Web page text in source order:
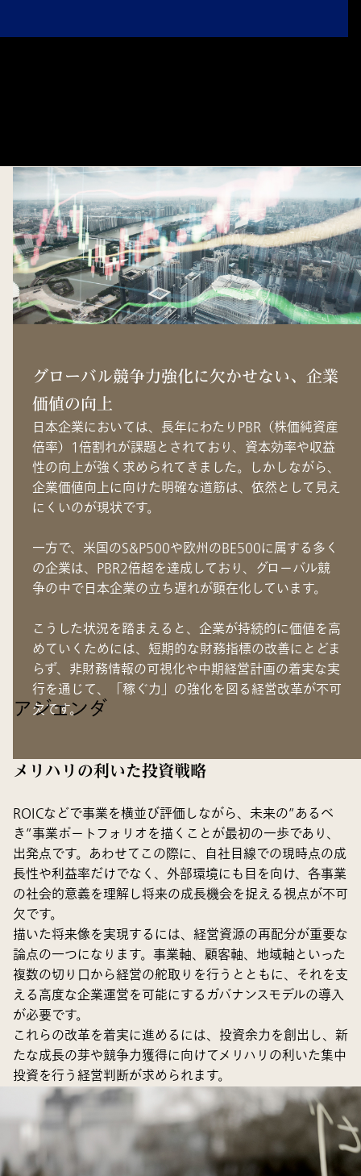
グローバル競争力強化に欠かせない、企業
価値の向上
日本企業においては、長年にわたりPBR（株価純資産
倍率）1倍割れが課題とされており、資本効率や収益
性の向上が強く求められてきました。しかしながら、
企業価値向上に向けた明確な道筋は、依然として見え
にくいのが現状です。
一方で、米国のS&P500や欧州のBE500に属する多く
の企業は、PBR2倍超を達成しており、グローバル競
争の中で日本企業の立ち遅れが顕在化しています。
こうした状況を踏まえると、企業が持続的に価値を高
めていくためには、短期的な財務指標の改善にとどま
らず、非財務情報の可視化や中期経営計画の着実な実
行を通じて、「稼ぐ力」の強化を図る経営改革が不可
欠です。
アジェンダ
メリハリの利いた投資戦略
ROICなどで事業を横並び評価しながら、未来の”あるべ
き”事業ポートフォリオを描くことが最初の一歩であり、
出発点です。あわせてこの際に、自社目線での現時点の成
長性や利益率だけでなく、外部環境にも目を向け、各事業
の社会的意義を理解し将来の成長機会を捉える視点が不可
欠です。
描いた将来像を実現するには、経営資源の再配分が重要な
論点の一つになります。事業軸、顧客軸、地域軸といった
複数の切り口から経営の舵取りを行うとともに、それを支
える高度な企業運営を可能にするガバナンスモデルの導入
が必要です。
これらの改革を着実に進めるには、投資余力を創出し、新
たな成長の芽や競争力獲得に向けてメリハリの利いた集中
投資を行う経営判断が求められます。